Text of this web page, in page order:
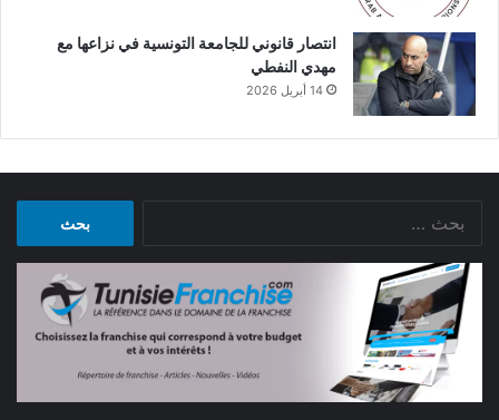
انتصار قانوني للجامعة التونسية في نزاعها مع
مهدي النفطي
14 أبريل 2026